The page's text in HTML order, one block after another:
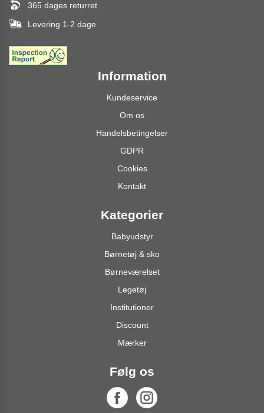
365 dages returret
Levering 1-2 dage
Information
Kundeservice
Om os
Handelsbetingelser
GDPR
Cookies
Kontakt
Kategorier
Babyudstyr
Børnetøj & sko
Børneværelset
Legetøj
Institutioner
Discount
Mærker
Følg os